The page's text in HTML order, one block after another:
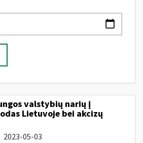
valstybių narių į
Lietuvoje bei akcizų
2023-05-03